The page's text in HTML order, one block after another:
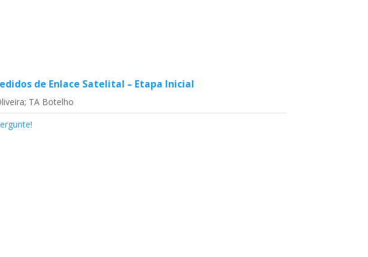
de Enlace Satelital – Etapa Inicial
TA Botelho